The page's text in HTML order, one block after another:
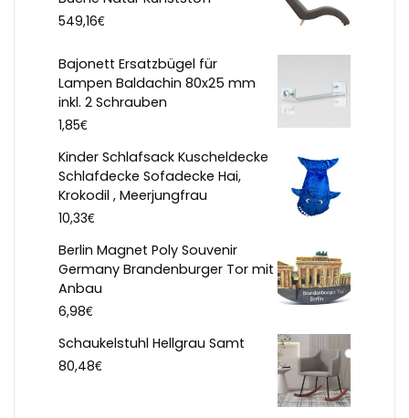
549,16€
Bajonett Ersatzbügel für
Lampen Baldachin 80x25 mm
inkl. 2 Schrauben
1,85€
Kinder Schlafsack Kuscheldecke
Schlafdecke Sofadecke Hai,
Krokodil , Meerjungfrau
10,33€
Berlin Magnet Poly Souvenir
Germany Brandenburger Tor mit
Anbau
6,98€
Schaukelstuhl Hellgrau Samt
80,48€